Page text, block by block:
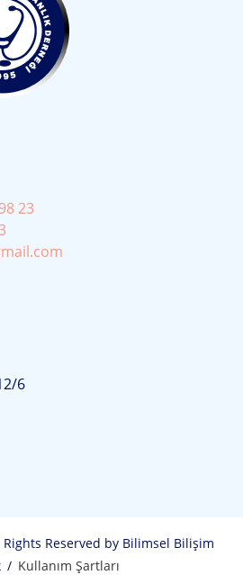
23
6
Reserved by Bilimsel Bilişim
/ Kullanım Şartları